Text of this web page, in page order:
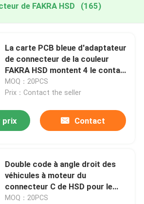
de FAKRA HSD (165)
La carte PCB bleue d'adaptateur
de connecteur de la couleur
FAKRA HSD montent 4 le contact
droit Pin For Automotive
MOQ：20PCS
Prix：Contact the seller
prix Contact
Double code à angle droit des
véhicules à moteur du
connecteur C de HSD pour le
bâti de carte PCB
MOQ：20PCS